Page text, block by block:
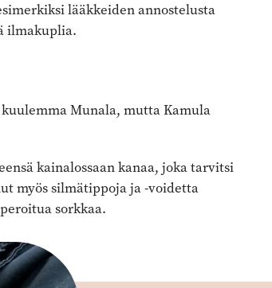
lääkkeiden annostelusta
ilmakuplia.
Munala, mutta Kamula
kainalossaan kanaa, joka tarvitsi
myös silmätippoja ja -voidetta
sorkkaa.